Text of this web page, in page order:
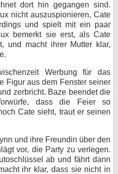
dort hin gegangen sind.
nicht auszuspionieren, Cate
und spielt mit ein paar
bemerkt sie erst, als Cate
und macht ihrer Mutter klar,
Werbung für das
Figur aus dem Fenster seiner
zerbricht. Baze beendet die
dass die Feier so
Cate sieht, traut er seinen
und ihre Freundin über den
vor, die Party zu verlegen.
ab und fährt dann
ihr klar, dass sie nicht in